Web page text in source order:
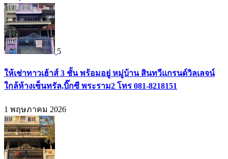
5
ให้เช่าทาวเฮ้าส์ 3 ชั้น พร้อมอยู่ หมู่บ้าน สินทวีแกรนด์วิลเลจน์
ใกล้ห้างเซ็นทรัล,บิ๊กซี พระราม2 โทร 081-8218151
1 พฤษภาคม 2026